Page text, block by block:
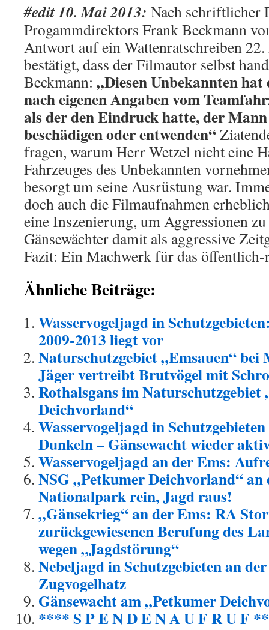
#edit 10. Mai 2013: Nach schriftlicher
Progammdirektors Frank Beckmann
Antwort auf ein Wattenratschreiben
bestätigt, dass der Filmautor selbst
Beckmann: „Diesen Unbekannten
nach eigenen Angaben vom
als der den Eindruck hatte, der
beschädigen oder entwenden“
fragen, warum Herr Wetzel nicht eine
Fahrzeuges des Unbekannten
besorgt um seine Ausrüstung war.
doch auch die Filmaufnahmen
eine Inszenierung, um Aggressionen
Gänsewächter damit als aggressive
Fazit: Ein Machwerk für das öffentlich-
Ähnliche Beiträge:
Wasservogeljagd in
2009-2013 liegt vor
Naturschutzgebiet „Emsauen“
Jäger vertreibt Brutvögel mit
Rothalsgans im Naturschutzgebiet
Deichvorland“
Wasservogeljagd in
Dunkeln – Gänsewacht wieder
Wasservogeljagd an der Ems:
NSG „Petkumer Deichvorland“ an
Nationalpark rein, Jagd raus!
„Gänsekrieg“ an der Ems: RA
zurückgewiesenen Berufung des
wegen „Jagdstörung“
Nebeljagd in Schutzgebieten an
Zugvogelhatz
Gänsewacht am „Petkumer
**** S P E N D E N A U F R U F